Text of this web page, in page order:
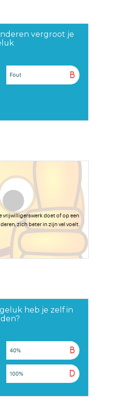
vergroot je
B
Fout
vrijwilligerswerk doet of op een
zich beter in zijn vel voelt.
heb je zelf in
B
40%
D
100%